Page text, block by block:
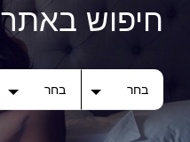
חיפוש באתר
בחר בחר